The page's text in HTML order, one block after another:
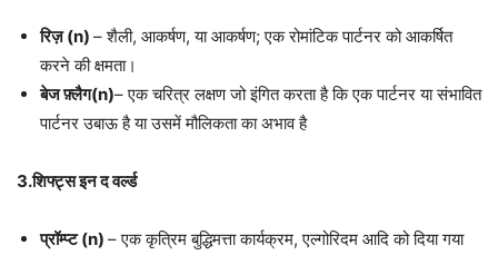
रिज़ (n) – शैली, आकर्षण, या आकर्षण; एक रोमांटिक पार्टनर को आकर्षित
करने की क्षमता।
बेज फ़्लैग(n)– एक चरित्र लक्षण जो इंगित करता है कि एक पार्टनर या संभावित
पार्टनर उबाऊ है या उसमें मौलिकता का अभाव है
3.शिफ्ट्स इन द वर्ल्ड
प्रॉम्प्ट (n) – एक कृत्रिम बुद्धिमत्ता कार्यक्रम, एल्गोरिदम आदि को दिया गया